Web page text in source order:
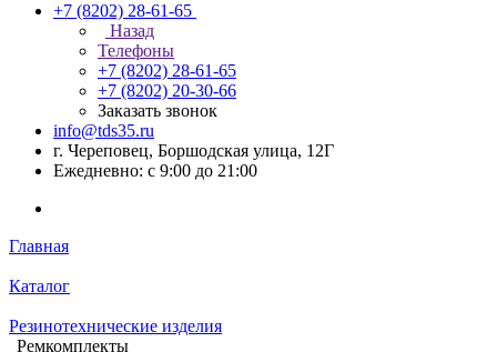
+7 (8202) 28‑61-65
Назад
Телефоны
+7 (8202) 28‑61-65
+7 (8202) 20‑30-66
Заказать звонок
info@tds35.ru
г. Череповец, Боршодская улица, 12Г
Ежедневно: с 9:00 до 21:00
Главная
Каталог
Резинотехнические изделия
Ремкомплекты